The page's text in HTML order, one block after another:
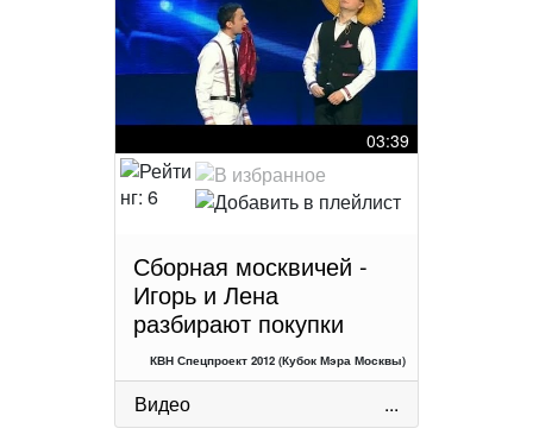
03:39
Сборная москвичей -
Игорь и Лена
разбирают покупки
КВН Спецпроект 2012 (Кубок Мэра Москвы)
Видео ...